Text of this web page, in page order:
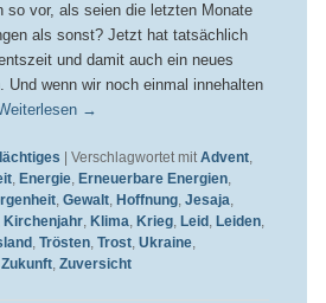
so vor, als seien die letzten Monate
als sonst? Jetzt hat tatsächlich
und damit auch ein neues
Und wenn wir noch einmal innehalten
→
Verschlagwortet mit Advent,
, Energie, Erneuerbare Energien,
, Gewalt, Hoffnung, Jesaja,
Kirchenjahr, Klima, Krieg, Leid , Leiden,
, Trösten, Trost, Ukraine,
Zukunft, Zuversicht